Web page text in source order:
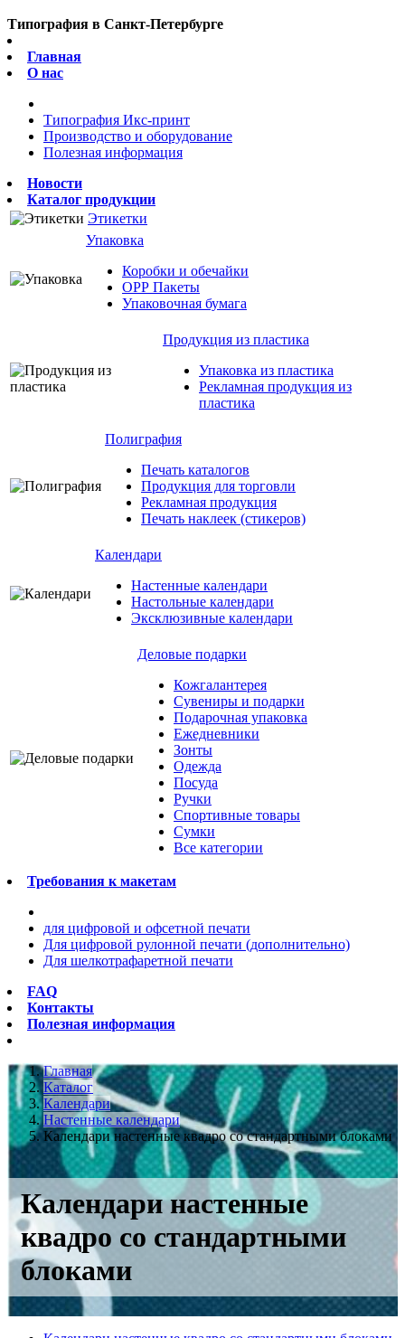
Типография в Санкт-Петербурге
Главная
О нас
Типография Икс-принт
Производство и оборудование
Полезная информация
Новости
Каталог продукции
Этикетки
Упаковка
Коробки и обечайки
ОРР Пакеты
Упаковочная бумага
Продукция из пластика
Упаковка из пластика
Рекламная продукция из
пластика
Полиграфия
Печать каталогов
Продукция для торговли
Рекламная продукция
Печать наклеек (стикеров)
Календари
Настенные календари
Настольные календари
Эксклюзивные календари
Деловые подарки
Кожгалантерея
Сувениры и подарки
Подарочная упаковка
Ежедневники
Зонты
Одежда
Посуда
Ручки
Спортивные товары
Сумки
Все категории
Требования к макетам
для цифровой и офсетной печати
Для цифровой рулонной печати (дополнительно)
Для шелкотрафаретной печати
FAQ
Контакты
Полезная информация
Главная
Каталог
Календари
Настенные календари
Календари настенные квадро со стандартными блоками
Календари настенные
квадро со стандартными
блоками